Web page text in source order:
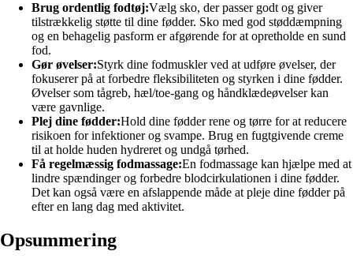
Brug ordentlig fodtøj:Vælg sko, der passer godt og giver
tilstrækkelig støtte til dine fødder. Sko med god støddæmpning
og en behagelig pasform er afgørende for at opretholde en sund
fod.
Gør øvelser:Styrk dine fodmuskler ved at udføre øvelser, der
fokuserer på at forbedre fleksibiliteten og styrken i dine fødder.
Øvelser som tågreb, hæl/toe-gang og håndklædeøvelser kan
være gavnlige.
Plej dine fødder:Hold dine fødder rene og tørre for at reducere
risikoen for infektioner og svampe. Brug en fugtgivende creme
til at holde huden hydreret og undgå tørhed.
Få regelmæssig fodmassage:En fodmassage kan hjælpe med at
lindre spændinger og forbedre blodcirkulationen i dine fødder.
Det kan også være en afslappende måde at pleje dine fødder på
efter en lang dag med aktivitet.
Opsummering